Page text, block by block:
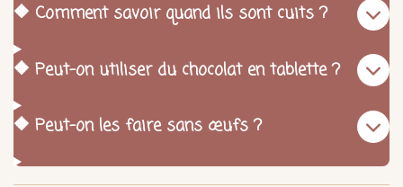
🔶 Comment savoir quand ils sont cuits ?
🔶 Peut-on utiliser du chocolat en tablette ?
🔶 Peut-on les faire sans œufs ?